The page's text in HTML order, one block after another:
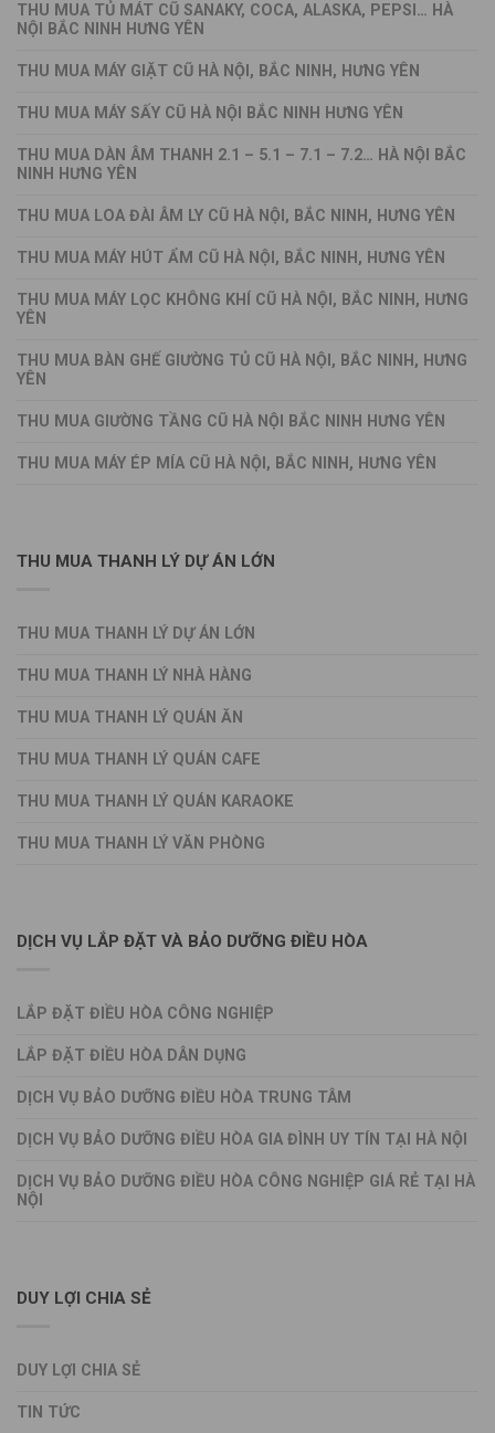
THU MUA TỦ MÁT CŨ SANAKY, COCA, ALASKA, PEPSI… HÀ
NỘI BẮC NINH HƯNG YÊN
THU MUA MÁY GIẶT CŨ HÀ NỘI, BẮC NINH, HƯNG YÊN
THU MUA MÁY SẤY CŨ HÀ NỘI BẮC NINH HƯNG YÊN
THU MUA DÀN ÂM THANH 2.1 – 5.1 – 7.1 – 7.2… HÀ NỘI BẮC
NINH HƯNG YÊN
THU MUA LOA ĐÀI ÂM LY CŨ HÀ NỘI, BẮC NINH, HƯNG YÊN
THU MUA MÁY HÚT ẨM CŨ HÀ NỘI, BẮC NINH, HƯNG YÊN
THU MUA MÁY LỌC KHÔNG KHÍ CŨ HÀ NỘI, BẮC NINH, HƯNG
YÊN
THU MUA BÀN GHẾ GIƯỜNG TỦ CŨ HÀ NỘI, BẮC NINH, HƯNG
YÊN
THU MUA GIƯỜNG TẦNG CŨ HÀ NỘI BẮC NINH HƯNG YÊN
THU MUA MÁY ÉP MÍA CŨ HÀ NỘI, BẮC NINH, HƯNG YÊN
THU MUA THANH LÝ DỰ ÁN LỚN
THU MUA THANH LÝ DỰ ÁN LỚN
THU MUA THANH LÝ NHÀ HÀNG
THU MUA THANH LÝ QUÁN ĂN
THU MUA THANH LÝ QUÁN CAFE
THU MUA THANH LÝ QUÁN KARAOKE
THU MUA THANH LÝ VĂN PHÒNG
DỊCH VỤ LẮP ĐẶT VÀ BẢO DƯỠNG ĐIỀU HÒA
LẮP ĐẶT ĐIỀU HÒA CÔNG NGHIỆP
LẮP ĐẶT ĐIỀU HÒA DÂN DỤNG
DỊCH VỤ BẢO DƯỠNG ĐIỀU HÒA TRUNG TÂM
DỊCH VỤ BẢO DƯỠNG ĐIỀU HÒA GIA ĐÌNH UY TÍN TẠI HÀ NỘI
DỊCH VỤ BẢO DƯỠNG ĐIỀU HÒA CÔNG NGHIỆP GIÁ RẺ TẠI HÀ
NỘI
DUY LỢI CHIA SẺ
DUY LỢI CHIA SẺ
TIN TỨC